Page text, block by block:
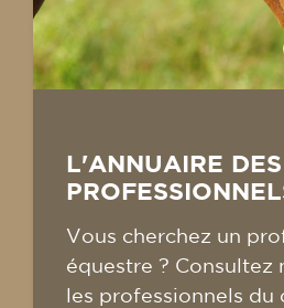
L'ANNUAIRE DES
Vous cherchez un
équestre ? Consultez
les professionnels du